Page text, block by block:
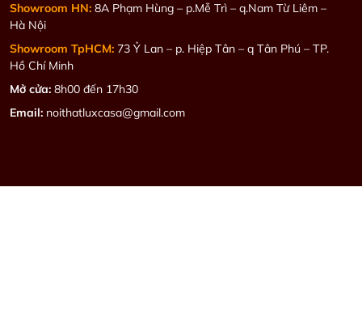
Showroom HN: 8A Phạm Hùng – p.Mễ Trì – q.Nam Từ Liêm –
Hà Nội
Showroom TpHCM: 73 Ỷ Lan – p. Hiệp Tân – q Tân Phú – TP.
Hồ Chí Minh
Mở cửa: 8h00 đến 17h30
Email: noithatluxcasa@gmail.com